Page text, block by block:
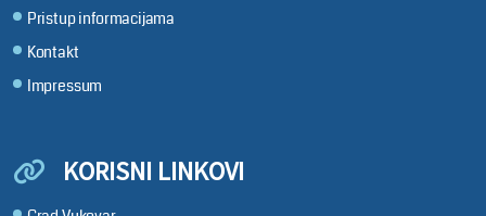
Pristup informacijama
Kontakt
Impressum
KORISNI LINKOVI